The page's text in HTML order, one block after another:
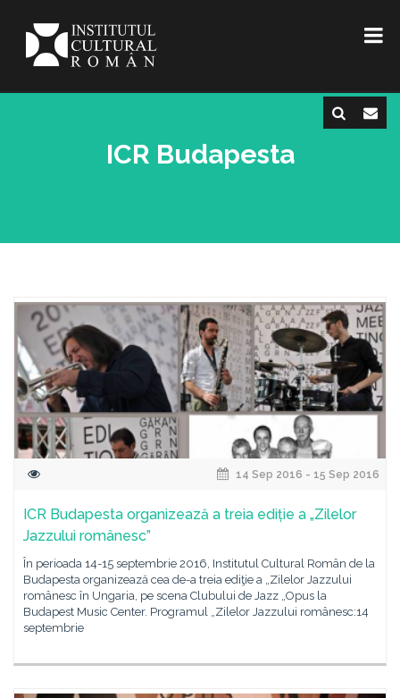
ICR Budapesta
14 Sep 2016 - 15 Sep 2016
ICR Budapesta organizează a treia ediție a „Zilelor
Jazzului românesc”
În perioada 14-15 septembrie 2016, Institutul Cultural Român de la
Budapesta organizează cea de-a treia ediţie a „Zilelor Jazzului
românesc în Ungaria, pe scena Clubului de Jazz „Opus la
Budapest Music Center. Programul „Zilelor Jazzului românesc:14
septembrie